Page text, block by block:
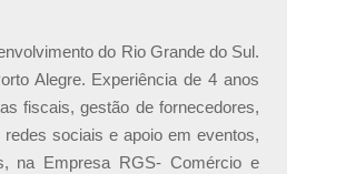
do Rio Grande do Sul.
Alegre. Experiência de 4 anos
fiscais, gestão de fornecedores,
sociais e apoio em eventos,
na Empresa RGS- Comércio e